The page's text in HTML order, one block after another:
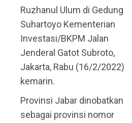
Ruzhanul Ulum di Gedung
Suhartoyo Kementerian
Investasi/BKPM Jalan
Jenderal Gatot Subroto,
Jakarta, Rabu (16/2/2022)
kemarin.
Provinsi Jabar dinobatkan
sebagai provinsi nomor